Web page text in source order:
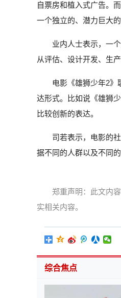
自票房和植入式广告。
一个独立的、潜力巨大的
业内人士表示，一
从评估、设计开发、生
电影《雄狮少年2》
达形式。比如说《雄狮
比较创新的表达。
司若表示，电影的
据不同的人群以及不同
郑重声明：此文内
实相关内容。
综合焦点